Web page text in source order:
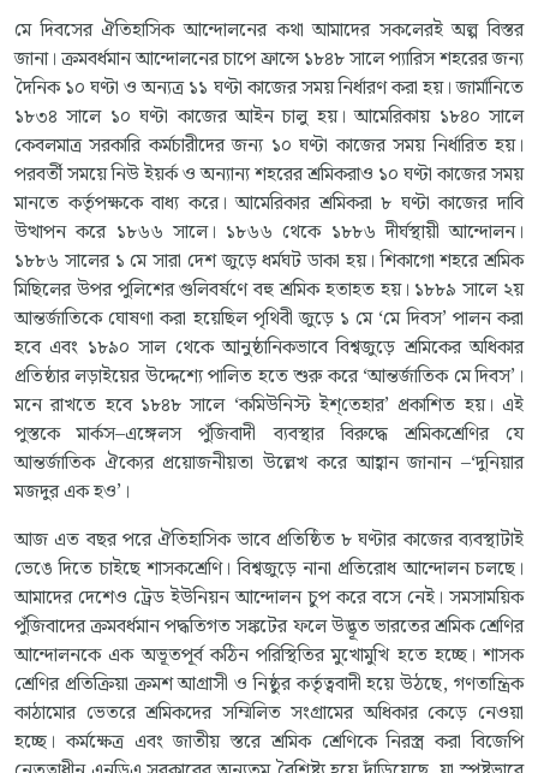
মে দিবসের ঐতিহাসিক আন্দোলনের কথা আমাদের সকলেরই অল্প বিস্তর
জানা। ক্রমবর্ধমান আন্দোলনের চাপে ফ্রান্সে ১৮৪৮ সালে প্যারিস শহরের জন্য
দৈনিক ১০ ঘণ্টা ও অন্যত্র ১১ ঘণ্টা কাজের সময় নির্ধারণ করা হয়। জার্মানিতে
১৮৩৪ সালে ১০ ঘণ্টা কাজের আইন চালু হয়। আমেরিকায় ১৮৪০ সালে
কেবলমাত্র সরকারি কর্মচারীদের জন্য ১০ ঘণ্টা কাজের সময় নির্ধারিত হয়।
পরবর্তী সময়ে নিউ ইয়র্ক ও অন্যান্য শহরের শ্রমিকরাও ১০ ঘণ্টা কাজের সময়
মানতে কর্তৃপক্ষকে বাধ্য করে। আমেরিকার শ্রমিকরা ৮ ঘণ্টা কাজের দাবি
উত্থাপন করে ১৮৬৬ সালে। ১৮৬৬ থেকে ১৮৮৬ দীর্ঘস্থায়ী আন্দোলন।
১৮৮৬ সালের ১ মে সারা দেশ জুড়ে ধর্মঘট ডাকা হয়। শিকাগো শহরে শ্রমিক
মিছিলের উপর পুলিশের গুলিবর্ষণে বহু শ্রমিক হতাহত হয়। ১৮৮৯ সালে ২য়
আন্তর্জাতিকে ঘোষণা করা হয়েছিল পৃথিবী জুড়ে ১ মে ‘মে দিবস’ পালন করা
হবে এবং ১৮৯০ সাল থেকে আনুষ্ঠানিকভাবে বিশ্বজুড়ে শ্রমিকের অধিকার
প্রতিষ্ঠার লড়াইয়ের উদ্দেশ্যে পালিত হতে শুরু করে ‘আন্তর্জাতিক মে দিবস’।
মনে রাখতে হবে ১৮৪৮ সালে ‘কমিউনিস্ট ইশ্‌তেহার’ প্রকাশিত হয়। এই
পুস্তকে মার্কস–এঙ্গেলস পুঁজিবাদী ব্যবস্থার বিরুদ্ধে শ্রমিকশ্রেণির যে
আন্তর্জাতিক ঐক্যের প্রয়োজনীয়তা উল্লেখ করে আহ্বান জানান –‘দুনিয়ার
মজদুর এক হও’।
আজ এত বছর পরে ঐতিহাসিক ভাবে প্রতিষ্ঠিত ৮ ঘণ্টার কাজের ব্যবস্থাটাই
ভেঙে দিতে চাইছে শাসকশ্রেণি। বিশ্বজুড়ে নানা প্রতিরোধ আন্দোলন চলছে।
আমাদের দেশেও ট্রেড ইউনিয়ন আন্দোলন চুপ করে বসে নেই। সমসাময়িক
পুঁজিবাদের ক্রমবর্ধমান পদ্ধতিগত সঙ্কটের ফলে উদ্ভূত ভারতের শ্রমিক শ্রেণির
আন্দোলনকে এক অভূতপূর্ব কঠিন পরিস্থিতির মুখোমুখি হতে হচ্ছে। শাসক
শ্রেণির প্রতিক্রিয়া ক্রমশ আগ্রাসী ও নিষ্ঠুর কর্তৃত্ববাদী হয়ে উঠছে, গণতান্ত্রিক
কাঠামোর ভেতরে শ্রমিকদের সম্মিলিত সংগ্রামের অধিকার কেড়ে নেওয়া
হচ্ছে। কর্মক্ষেত্র এবং জাতীয় স্তরে শ্রমিক শ্রেণিকে নিরস্ত্র করা বিজেপি